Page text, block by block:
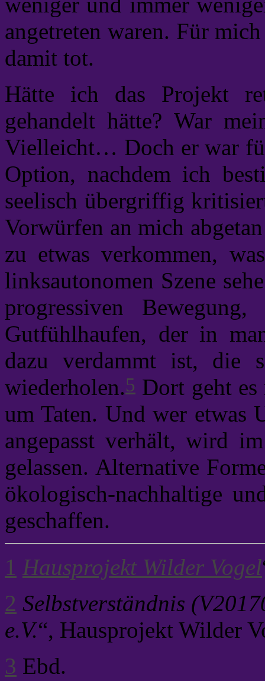
angetreten waren. Für
damit tot.
Hätte ich das Projekt
gehandelt hätte? War
Vielleicht… Doch er war
Option, nachdem ich
seelisch übergriffig
Vorwürfen an mich
zu etwas verkommen,
linksautonomen Szene
progressiven
Gutfühlhaufen, der in
dazu verdammt ist, die
wiederholen.5 Dort geht
um Taten. Und wer etwas
angepasst verhält, wird
gelassen. Alternative
ökologisch-nachhaltige
geschaffen.
1 Hausprojekt Wilder Vogel
2 Selbstverständnis
e.V.“, Hausprojekt Wilder
3 Ebd.